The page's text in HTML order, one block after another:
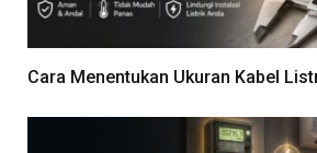
Cara Menentukan Ukuran Kabel